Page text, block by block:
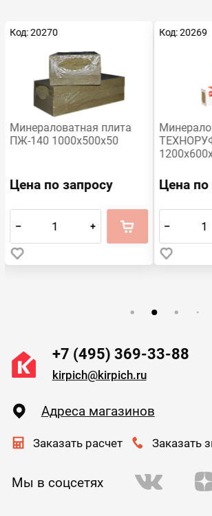
Код: 20270
Минераловатная плита
ПЖ-140 1000х500х50
Цена по запросу
– +
Код: 20269
Цена по
–
+7 (495) 369-33-88
kirpich@kirpich.ru
Адреса магазинов
Заказать расчет Заказать
Мы в соцсетях